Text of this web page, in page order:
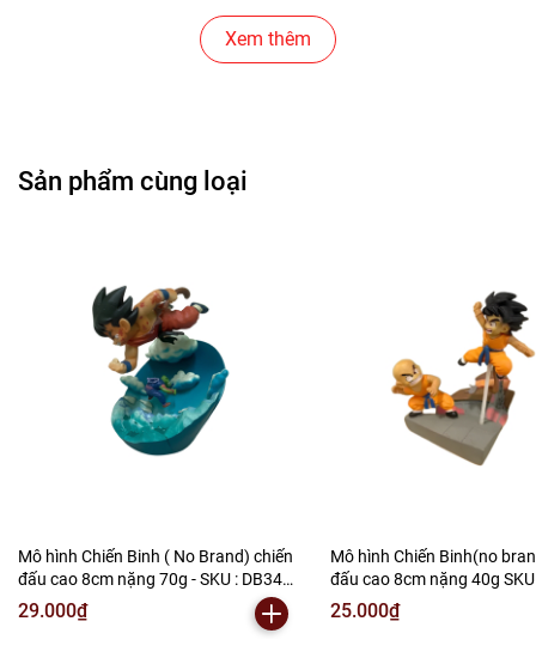
Cửa Hàng Phụ Kiện Ô Tô ( Sản Phẩm Mô Hình Lắc Đầu
---------------------------------------------------------------------
Tổng kho mô hình
Liên hệ : 096.245.8888 vs 0947.783.771
Xem thêm
Sản phẩm cùng loại
Mô hình Chiến Binh ( No Brand) chiến
đấu cao 8cm nặng 70g - SKU : DB340
( VAT : MH001-02 ) - N2-B1-S5
29.000₫
Mô hình Chiến Binh(no
đấu cao 8cm nặng 40g
VAT : MH001-02 ) K150-T2-
25.000₫